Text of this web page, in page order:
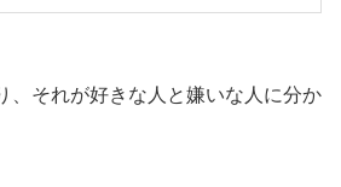
、それが好きな人と嫌いな人に分か